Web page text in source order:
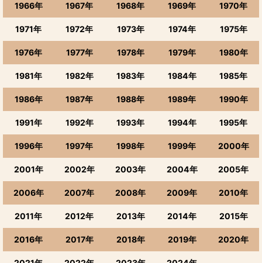
1966年 1967年 1968年 1969年 1970年
1971年 1972年 1973年 1974年 1975年
1976年 1977年 1978年 1979年 1980年
1981年 1982年 1983年 1984年 1985年
1986年 1987年 1988年 1989年 1990年
1991年 1992年 1993年 1994年 1995年
1996年 1997年 1998年 1999年 2000年
2001年 2002年 2003年 2004年 2005年
2006年 2007年 2008年 2009年 2010年
2011年 2012年 2013年 2014年 2015年
2016年 2017年 2018年 2019年 2020年